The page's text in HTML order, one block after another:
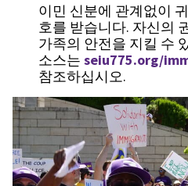
이민 신분에 관계없이
호를 받습니다. 자신의
가족의 안전을 지킬 수
소스는seiu775.org/
참조하십시오.